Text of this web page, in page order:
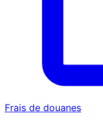
Frais de douanes